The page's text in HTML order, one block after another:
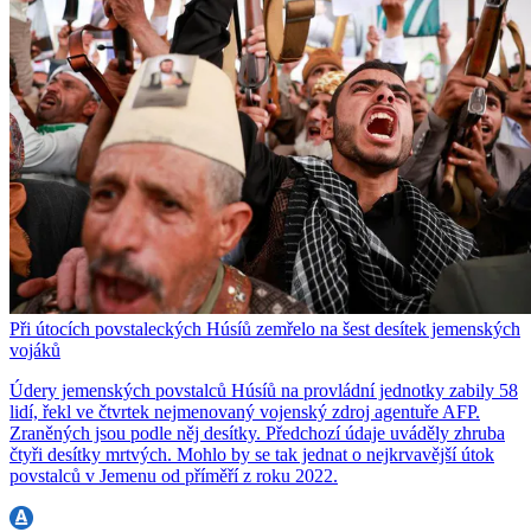
Při útocích povstaleckých Húsíů zemřelo na šest desítek jemenských
vojáků
Údery jemenských povstalců Húsíů na provládní jednotky zabily 58
lidí, řekl ve čtvrtek nejmenovaný vojenský zdroj agentuře AFP.
Zraněných jsou podle něj desítky. Předchozí údaje uváděly zhruba
čtyři desítky mrtvých. Mohlo by se tak jednat o nejkrvavější útok
povstalců v Jemenu od příměří z roku 2022.